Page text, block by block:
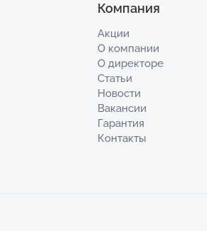
Компания
Акции
О компании
О директоре
Статьи
Новости
Вакансии
Гарантия
Контакты